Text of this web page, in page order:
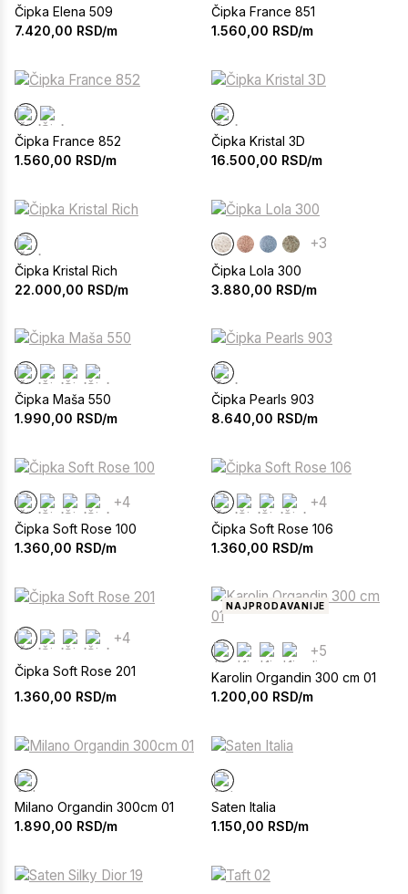
Čipka Elena 509
7.420,00 RSD/m
Čipka France 851
1.560,00 RSD/m
Čipka France 852
1.560,00 RSD/m
Čipka Kristal 3D
16.500,00 RSD/m
Čipka Kristal Rich
22.000,00 RSD/m
+3
Čipka Lola 300
3.880,00 RSD/m
Čipka Maša 550
1.990,00 RSD/m
Čipka Pearls 903
8.640,00 RSD/m
+4
Čipka Soft Rose 100
1.360,00 RSD/m
+4
Čipka Soft Rose 106
1.360,00 RSD/m
+4
Čipka Soft Rose 201
1.360,00 RSD/m
NAJPRODAVANIJE
+5
Karolin Organdin 300 cm 01
1.200,00 RSD/m
Milano Organdin 300cm 01
1.890,00 RSD/m
Saten Italia
1.150,00 RSD/m